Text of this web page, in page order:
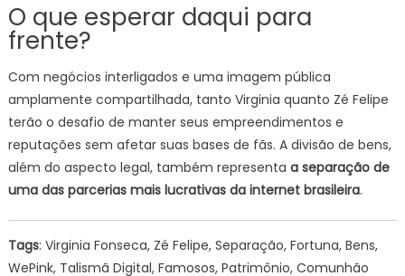
O que esperar daqui para
frente?
Com negócios interligados e uma imagem pública
amplamente compartilhada, tanto Virginia quanto Zé Felipe
terão o desafio de manter seus empreendimentos e
reputações sem afetar suas bases de fãs. A divisão de bens,
além do aspecto legal, também representa a separação de
uma das parcerias mais lucrativas da internet brasileira.
Tags: Virginia Fonseca, Zé Felipe, Separação, Fortuna, Bens,
WePink, Talismã Digital, Famosos, Patrimônio, Comunhão